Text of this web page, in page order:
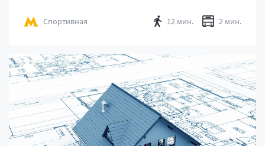
Спортивная 12 мин. 2 мин.